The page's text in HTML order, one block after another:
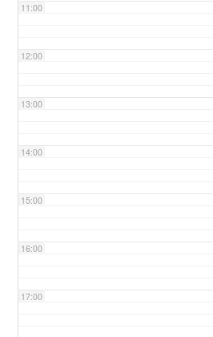
11:00
12:00
13:00
14:00
15:00
16:00
17:00